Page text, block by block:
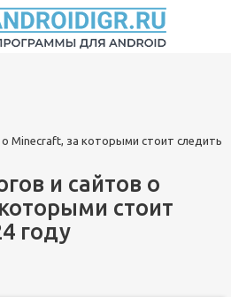
о Minecraft, за которыми стоит следить
и сайтов о
стоит
году